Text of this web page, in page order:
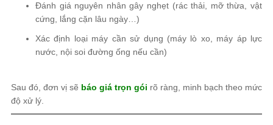
Đánh giá nguyên nhân gây nghẹt (rác thải, mỡ thừa, vật
cứng, lắng cặn lâu ngày…)
Xác định loại máy cần sử dụng (máy lò xo, máy áp lực
nước, nội soi đường ống nếu cần)
Sau đó, đơn vị sẽ báo giá trọn gói rõ ràng, minh bạch theo mức
độ xử lý.